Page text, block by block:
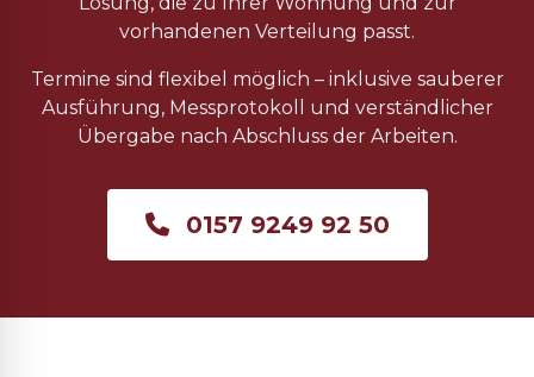
vorhandenen Verteilung passt.
Termine sind flexibel möglich – inklusive sauberer
Ausführung, Messprotokoll und verständlicher
Übergabe nach Abschluss der Arbeiten.
0157 9249 92 50